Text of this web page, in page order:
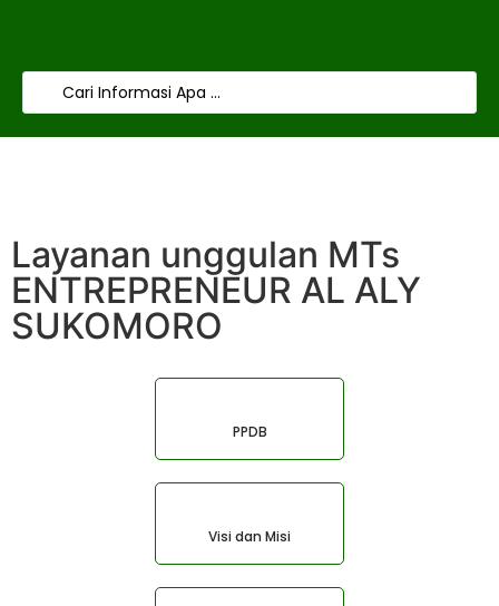
Layanan unggulan MTs
ENTREPRENEUR AL ALY
SUKOMORO
PPDB
Visi dan Misi